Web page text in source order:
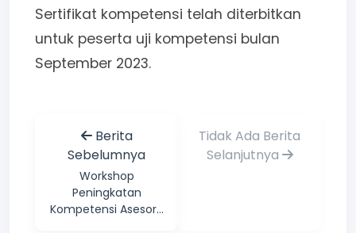
Sertifikat kompetensi telah diterbitkan
untuk peserta uji kompetensi bulan
September 2023.
Berita
Sebelumnya
Workshop
Peningkatan
Kompetensi Asesor...
Tidak Ada Berita
Selanjutnya